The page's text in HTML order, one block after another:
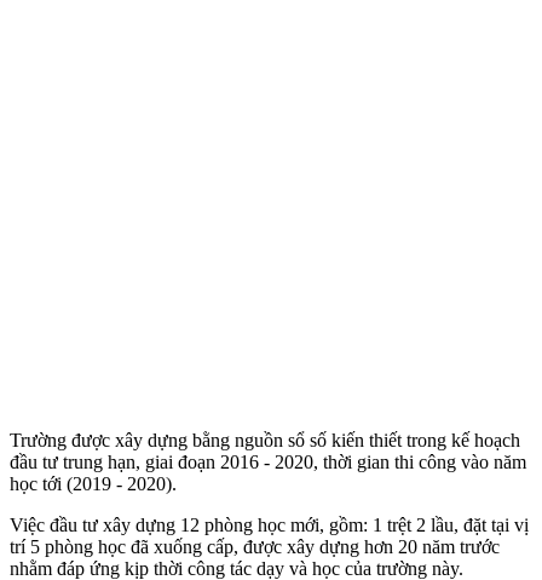
Trường được xây dựng bằng nguồn sổ số kiến thiết trong kế hoạch
đầu tư trung hạn, giai đoạn 2016 - 2020, thời gian thi công vào năm
học tới (2019 - 2020).
Việc đầu tư xây dựng 12 phòng học mới, gồm: 1 trệt 2 lầu, đặt tại vị
trí 5 phòng học đã xuống cấp, được xây dựng hơn 20 năm trước
nhằm đáp ứng kịp thời công tác dạy và học của trường này.